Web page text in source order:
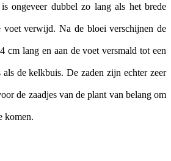
ongeveer dubbel zo lang als het brede
verwijd. Na de bloei verschijnen de
cm lang en aan de voet versmald tot een
de kelkbuis. De zaden zijn echter zeer
de zaadjes van de plant van belang om
komen.